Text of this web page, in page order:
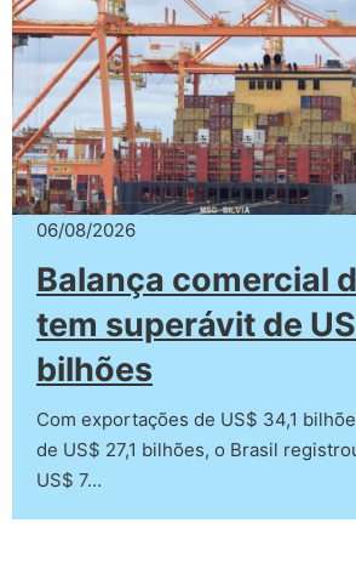
06/08/2026
Balança comercial
tem superávit de
bilhões
Com exportações de US$ 34,1
de US$ 27,1 bilhões, o Brasil
US$ 7…